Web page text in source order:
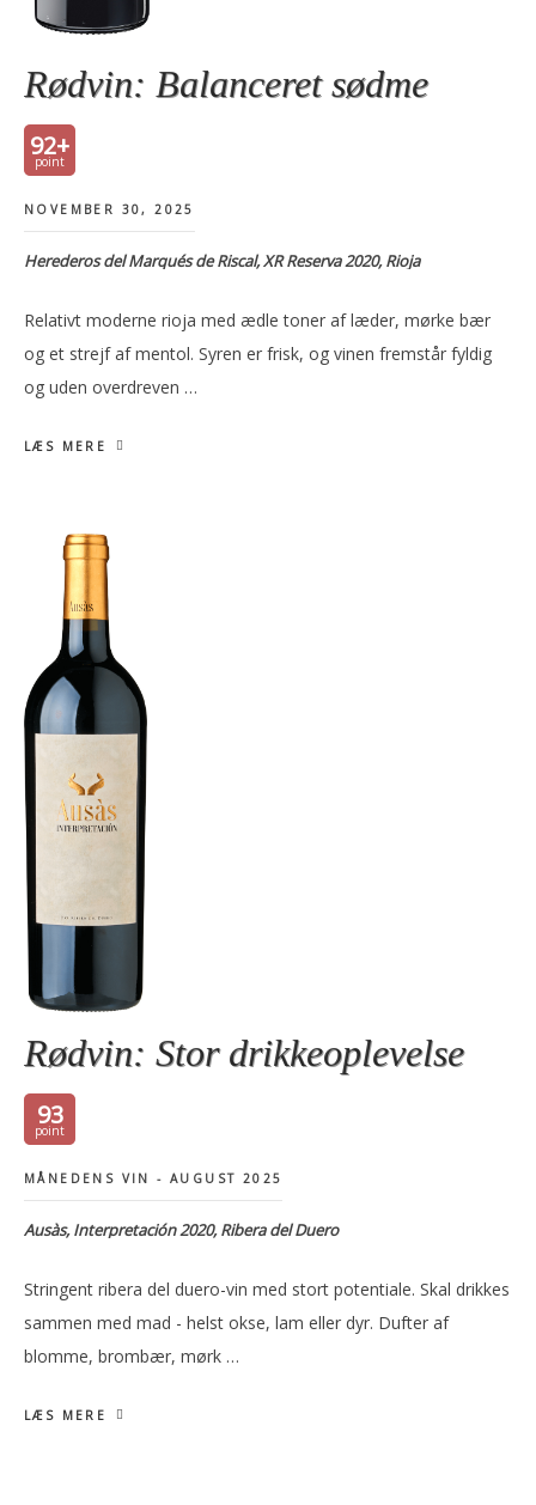
Rødvin: Balanceret sødme
92+
NOVEMBER 30, 2025
Herederos del Marqués de Riscal, XR Reserva 2020, Rioja
Relativt moderne rioja med ædle toner af læder, mørke bær
og et strejf af mentol. Syren er frisk, og vinen fremstår fyldig
og uden overdreven …
LÆS MERE
Rødvin: Stor drikkeoplevelse
93
MÅNEDENS VIN - AUGUST 2025
Ausàs, Interpretación 2020, Ribera del Duero
Stringent ribera del duero-vin med stort potentiale. Skal drikkes
sammen med mad - helst okse, lam eller dyr. Dufter af
blomme, brombær, mørk …
LÆS MERE